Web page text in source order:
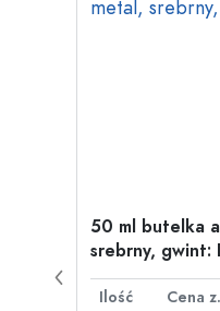
50 ml butelka
srebrny, gwint:
Ilość